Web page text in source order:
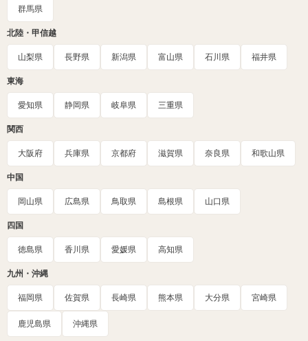
群馬県
北陸・甲信越
山梨県 長野県 新潟県 富山県 石川県 福井県
東海
愛知県 静岡県 岐阜県 三重県
関西
大阪府 兵庫県 京都府 滋賀県 奈良県 和歌山県
中国
岡山県 広島県 鳥取県 島根県 山口県
四国
徳島県 香川県 愛媛県 高知県
九州・沖縄
福岡県 佐賀県 長崎県 熊本県 大分県 宮崎県
鹿児島県 沖縄県